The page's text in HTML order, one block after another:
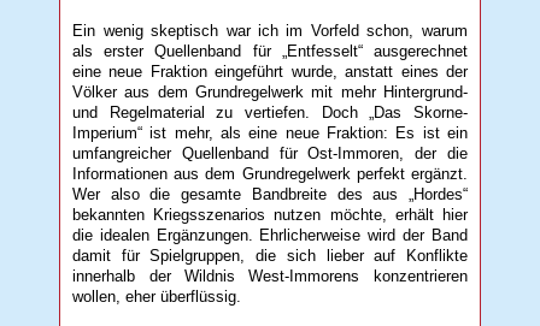
Ein wenig skeptisch war ich im Vorfeld schon, warum
als erster Quellenband für „Entfesselt“ ausgerechnet
eine neue Fraktion eingeführt wurde, anstatt eines der
Völker aus dem Grundregelwerk mit mehr Hintergrund-
und Regelmaterial zu vertiefen. Doch „Das Skorne-
Imperium“ ist mehr, als eine neue Fraktion: Es ist ein
umfangreicher Quellenband für Ost-Immoren, der die
Informationen aus dem Grundregelwerk perfekt ergänzt.
Wer also die gesamte Bandbreite des aus „Hordes“
bekannten Kriegsszenarios nutzen möchte, erhält hier
die idealen Ergänzungen. Ehrlicherweise wird der Band
damit für Spielgruppen, die sich lieber auf Konflikte
innerhalb der Wildnis West-Immorens konzentrieren
wollen, eher überflüssig.